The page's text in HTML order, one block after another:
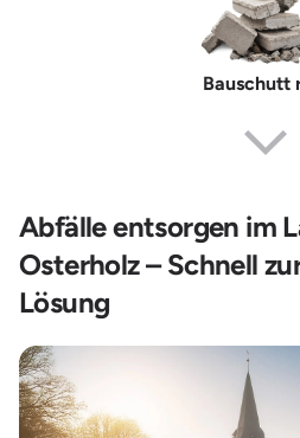
Bauschutt
Abfälle entsorgen im
Osterholz – Schnell
Lösung